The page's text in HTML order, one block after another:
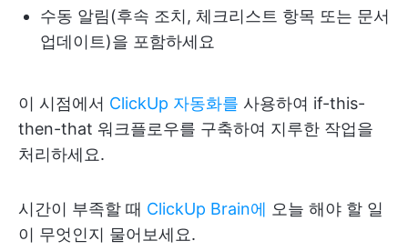
수동 알림(후속 조치, 체크리스트 항목 또는 문서
업데이트)을 포함하세요
이 시점에서 ClickUp 자동화를 사용하여 if-this-
then-that 워크플로우를 구축하여 지루한 작업을
처리하세요.
시간이 부족할 때 ClickUp Brain에 오늘 해야 할 일
이 무엇인지 물어보세요.